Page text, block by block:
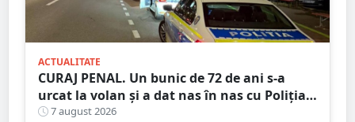
ACTUALITATE
CURAJ PENAL. Un bunic de 72 de ani s-a
urcat la volan și a dat nas în nas cu Poliția
Satu Mare
7 august 2026